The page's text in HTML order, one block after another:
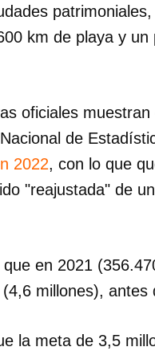
km de playa y
oficiales
de
2022, con lo que
"reajustada" de
en 2021
millones), antes
la meta de 3,5